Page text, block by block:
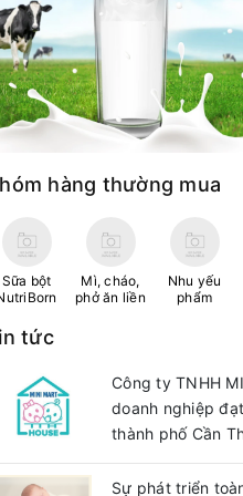
hàng thường mua
Sữa bột
Mì, cháo,
phở ăn liền
Nhu yếu
phẩm
tức
Công ty TNHH
doanh nghiệp
thành phố Cần
Sự phát triển